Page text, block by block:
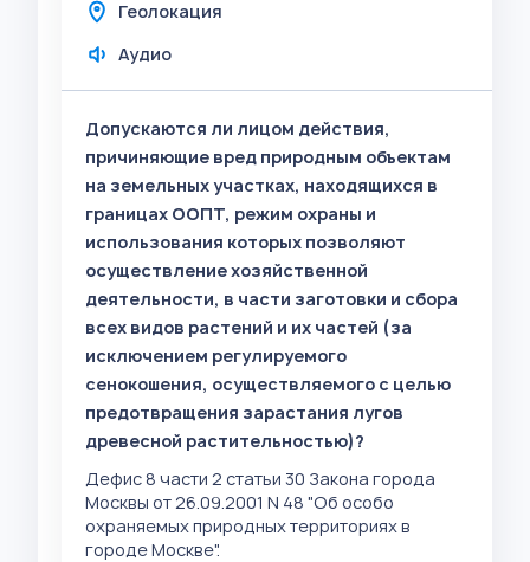
Геолокация
Аудио
Допускаются ли лицом действия,
причиняющие вред природным объектам
на земельных участках, находящихся в
границах ООПТ, режим охраны и
использования которых позволяют
осуществление хозяйственной
деятельности, в части заготовки и сбора
всех видов растений и их частей (за
исключением регулируемого
сенокошения, осуществляемого с целью
предотвращения зарастания лугов
древесной растительностью)?
Дефис 8 части 2 статьи 30 Закона города
Москвы от 26.09.2001 N 48 "Об особо
охраняемых природных территориях в
городе Москве".